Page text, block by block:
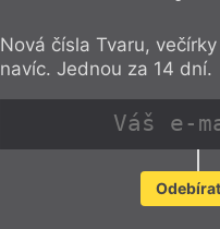
Nová čísla Tvaru,
navíc. Jednou za 14 dní.
Odebírat